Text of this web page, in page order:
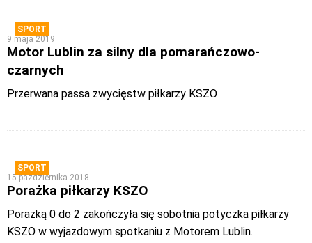
SPORT
9 maja 2019
Motor Lublin za silny dla pomarańczowo-
czarnych
Przerwana passa zwycięstw piłkarzy KSZO
SPORT
15 października 2018
Porażka piłkarzy KSZO
Porażką 0 do 2 zakończyła się sobotnia potyczka piłkarzy
KSZO w wyjazdowym spotkaniu z Motorem Lublin.